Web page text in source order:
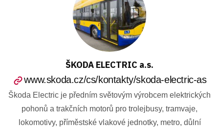
ŠKODA ELECTRIC a.s.
www.skoda.cz/cs/kontakty/skoda-electric-as
Škoda Electric je předním světovým výrobcem elektrických
pohonů a trakčních motorů pro trolejbusy, tramvaje,
lokomotivy, příměstské vlakové jednotky, metro, důlní